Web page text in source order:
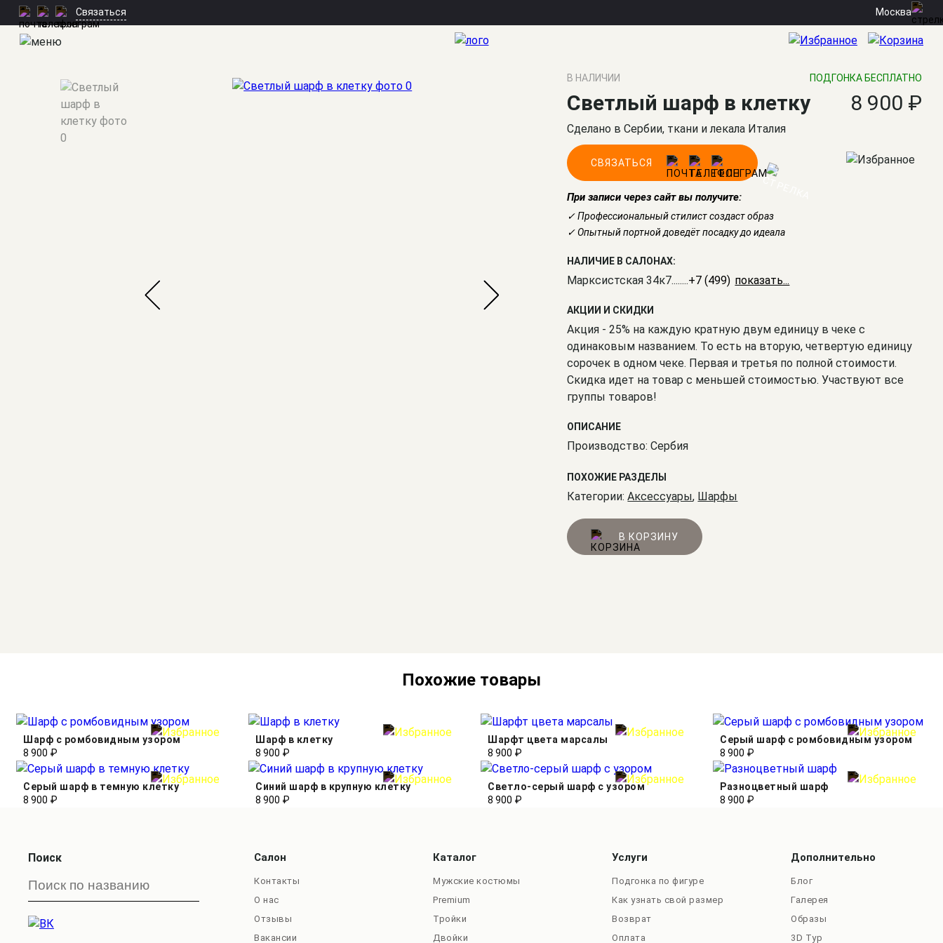
Связаться Москва
Мужские костюмы
В НАЛИЧИИ ПОДГОНКА БЕСПЛАТНО
Светлый шарф в клетку 8 900 ₽
Сделано в Сербии, ткани и лекала Италия
СВЯЗАТЬСЯ
При записи через сайт вы получите:
✓ Профессиональный стилист создаст образ
✓ Опытный портной доведёт посадку до идеала
НАЛИЧИЕ В САЛОНАХ:
Марксистская 34к7........+7 (499) 350-41-77
АКЦИИ И СКИДКИ
Акция - 25% на каждую кратную двум единицу в чеке с
одинаковым названием. То есть на вторую, четвертую единицу
сорочек в одном чеке. Первая и третья по полной стоимости.
Скидка идет на товар с меньшей стоимостью. Участвуют все
группы товаров!
ОПИСАНИЕ
Производство: Сербия
ПОХОЖИЕ РАЗДЕЛЫ
Категории:Аксессуары, Шарфы
В КОРЗИНУ
Похожие товары
Шарф с ромбовидным узором
8 900 ₽
Шарф в клетку
8 900 ₽
Шарфт цвета марсалы
8 900 ₽
Серый шарф с ромбовидным узором
8 900 ₽
Серый шарф в темную клетку
8 900 ₽
Синий шарф в крупную клетку
8 900 ₽
Светло-серый шарф с узором
8 900 ₽
Разноцветный шарф
8 900 ₽
Поиск Салон
Контакты
О нас
Отзывы
Вакансии
Каталог
Мужские костюмы
Premium
Тройки
Двойки
Услуги
Подгонка по фигуре
Как узнать свой размер
Возврат
Оплата
Дополнительно
Блог
Галерея
Образы
3D Тур